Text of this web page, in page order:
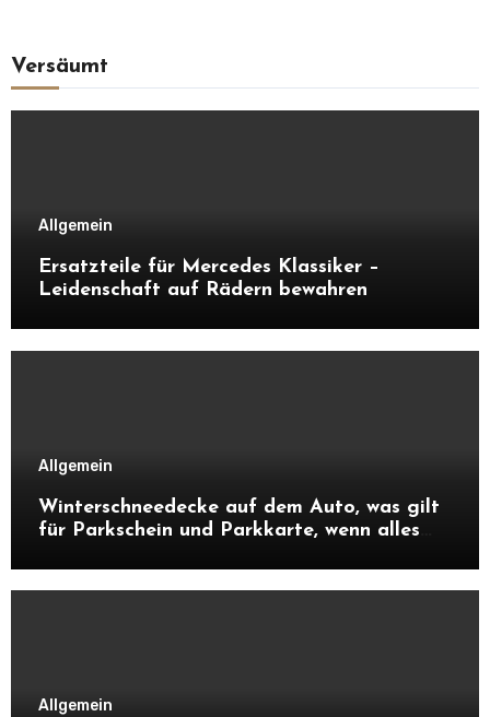
Versäumt
Allgemein
Ersatzteile für Mercedes Klassiker –
Leidenschaft auf Rädern bewahren
Allgemein
Winterschneedecke auf dem Auto, was gilt
für Parkschein und Parkkarte, wenn alles
Allgemein